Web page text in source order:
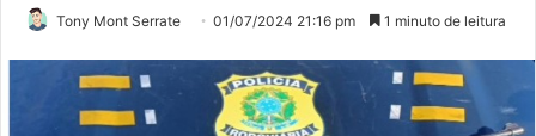
Tony Mont Serrate 01/07/2024 21:16 pm 1 minuto de leitura